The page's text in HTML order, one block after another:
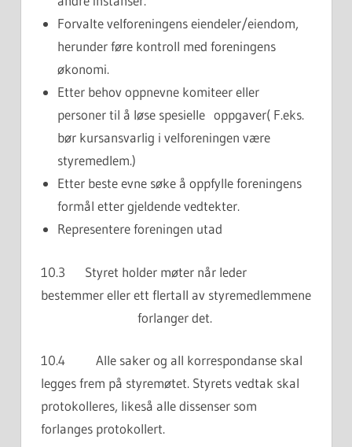
Forvalte velforeningens eiendeler/eiendom,
herunder føre kontroll med foreningens
økonomi.
Etter behov oppnevne komiteer eller
personer til å løse spesielle oppgaver( F.eks.
bør kursansvarlig i velforeningen være
styremedlem.)
Etter beste evne søke å oppfylle foreningens
formål etter gjeldende vedtekter.
Representere foreningen utad
10.3 Styret holder møter når leder
bestemmer eller ett flertall av styremedlemmene
forlanger det.
10.4 Alle saker og all korrespondanse skal
legges frem på styremøtet. Styrets vedtak skal
protokolleres, likeså alle dissenser som
forlanges protokollert.